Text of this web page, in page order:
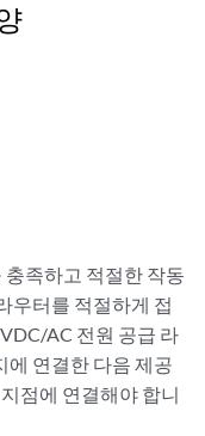
족하고 적절한 작동
우터를 적절하게 접
AC 전원 공급 라
에 연결한 다음 제공
점에 연결해야 합니